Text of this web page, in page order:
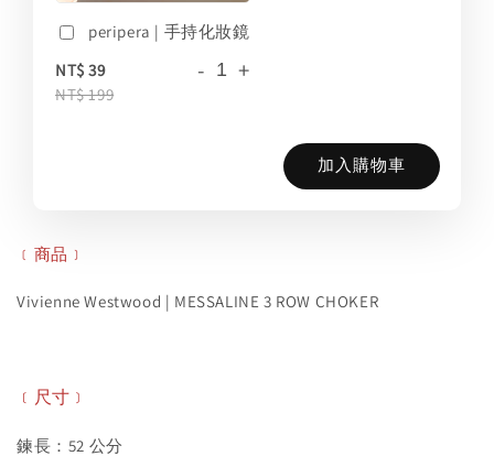
peripera | 手持化妝鏡
NT$ 39
NT$ 199
- +
加入購物車
﹝商品﹞
Vivienne Westwood | MESSALINE 3 ROW CHOKER
﹝尺寸﹞
鍊長：52 公分